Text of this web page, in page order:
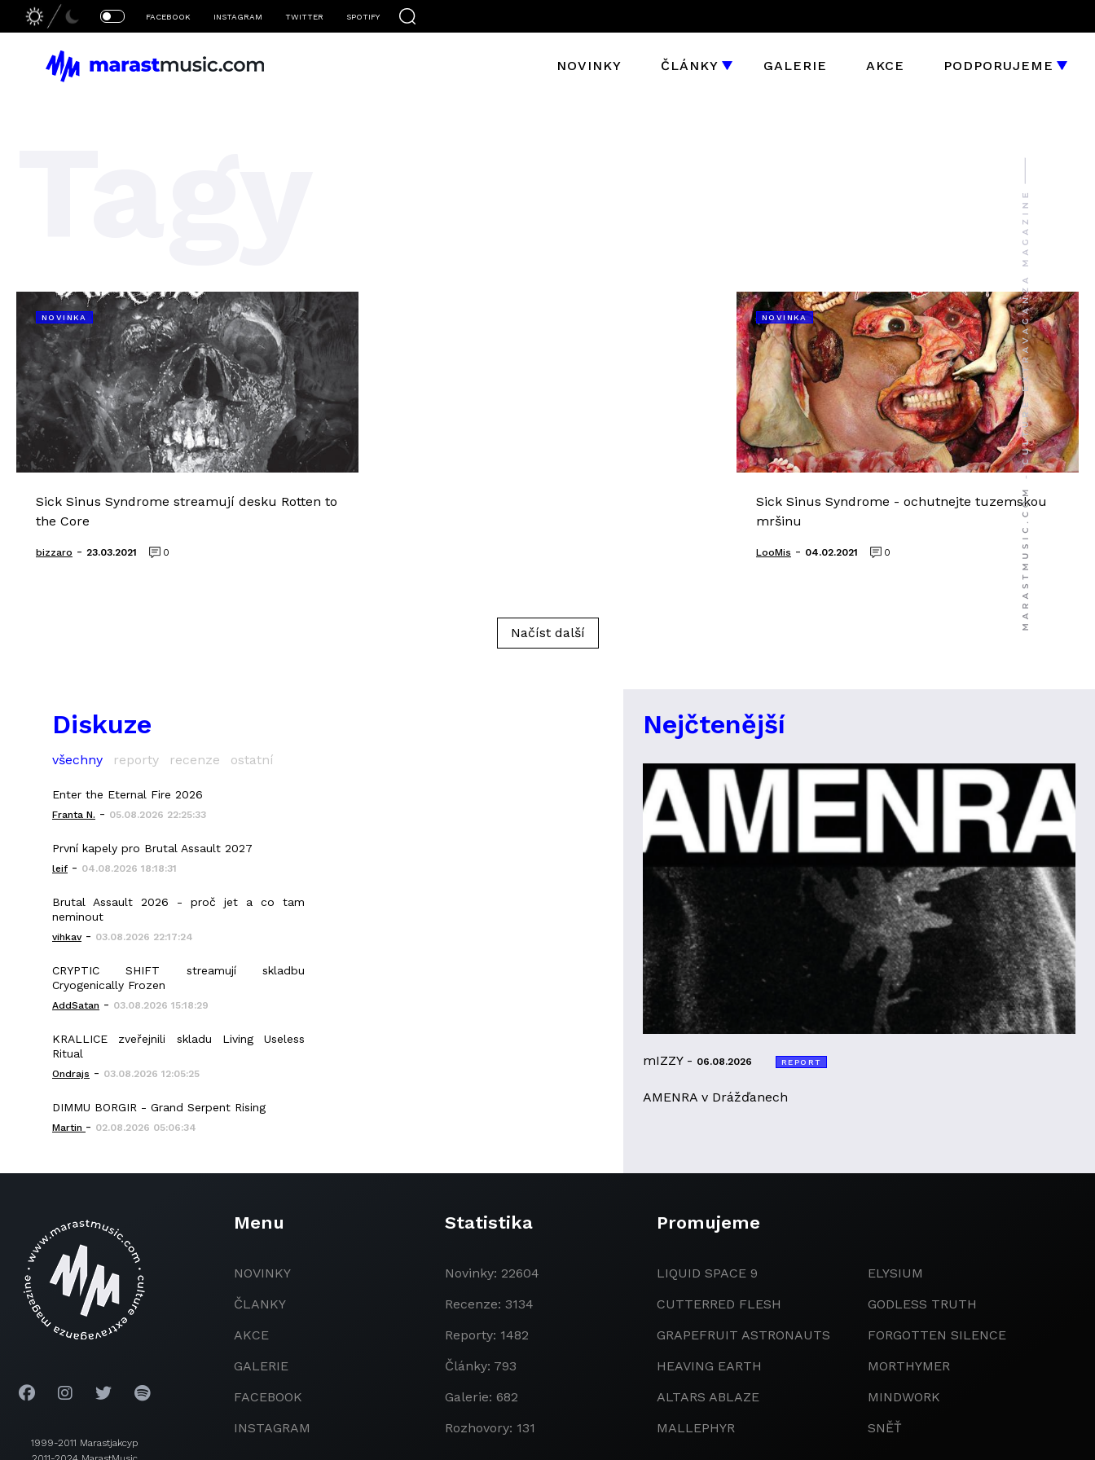
FACEBOOK INSTAGRAM TWITTER SPOTIFY
NOVINKY ČLÁNKY GALERIE AKCE PODPORUJEME
NOVINKA
Sick Sinus Syndrome streamují desku Rotten to
the Core
bizzaro - 23.03.2021 0
NOVINKA
Sick Sinus Syndrome - ochutnejte tuzemskou
mršinu
LooMis - 04.02.2021 0
Načíst další
Diskuze
všechny reporty recenze ostatní
Enter the Eternal Fire 2026
Franta N. - 05.08.2026 22:25:33
První kapely pro Brutal Assault 2027
leif - 04.08.2026 18:18:31
Brutal Assault 2026 - proč jet a co tam
neminout
vihkav- 03.08.2026 22:17:24
CRYPTIC SHIFT streamují skladbu
Cryogenically Frozen
AddSatan - 03.08.2026 15:18:29
KRALLICE zveřejnili skladu Living Useless
Ritual
Ondrajs - 03.08.2026 12:05:25
DIMMU BORGIR - Grand Serpent Rising
Martin - 02.08.2026 05:06:34
Nejčtenější
mIZZY - 06.08.2026 REPORT
AMENRA v Drážďanech
1999-2011 Marastjakcyp
Menu
NOVINKY
ČLANKY
AKCE
GALERIE
FACEBOOK
INSTAGRAM
Statistika
Novinky: 22604
Recenze: 3134
Reporty: 1482
Články: 793
Galerie: 682
Rozhovory: 131
Promujeme
LIQUID SPACE 9
CUTTERRED FLESH
GRAPEFRUIT ASTRONAUTS
HEAVING EARTH
ALTARS ABLAZE
MALLEPHYR
ELYSIUM
GODLESS TRUTH
FORGOTTEN SILENCE
MORTHYMER
MINDWORK
SNĚŤ